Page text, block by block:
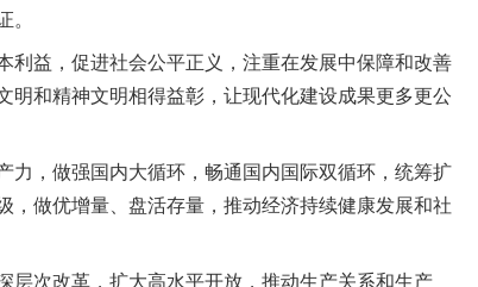
。
益，促进社会公平正义，注重在发展中保障和改善
明和精神文明相得益彰，让现代化建设成果更多更公
，做强国内大循环，畅通国内国际双循环，统筹扩
，做优增量、盘活存量，推动经济持续健康发展和社
次改革，扩大高水平开放，推动生产关系和生产